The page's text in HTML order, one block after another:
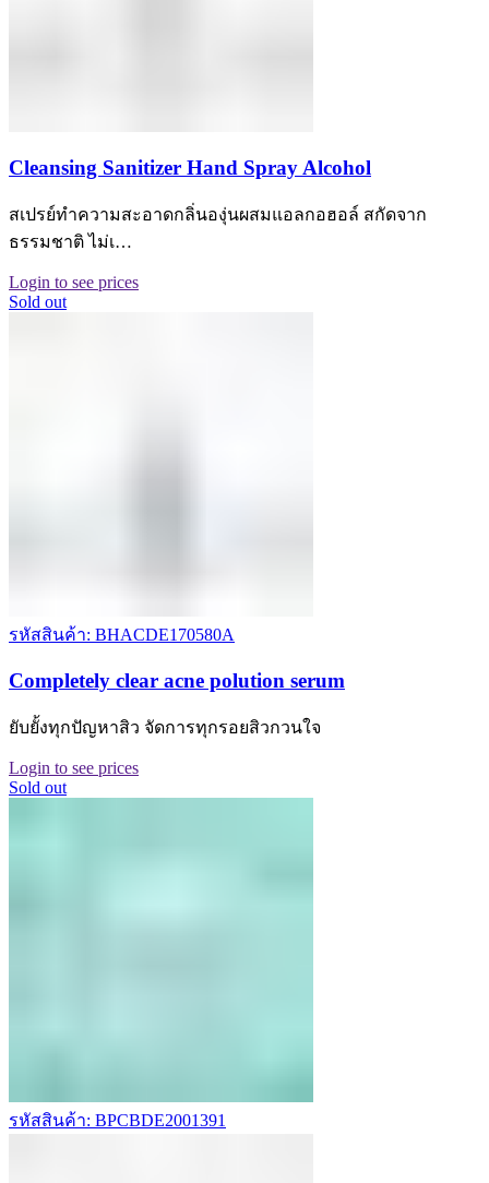
Cleansing Sanitizer Hand Spray Alcohol
สเปรย์ทำความสะอาดกลิ่นองุ่นผสมแอลกอฮอล์ สกัดจาก
ธรรมชาติ ไม่เ…
Login to see prices
Sold out
รหัสสินค้า: BHACDE170580A
Completely clear acne polution serum
ยับยั้งทุกปัญหาสิว จัดการทุกรอยสิวกวนใจ
Login to see prices
Sold out
รหัสสินค้า: BPCBDE2001391